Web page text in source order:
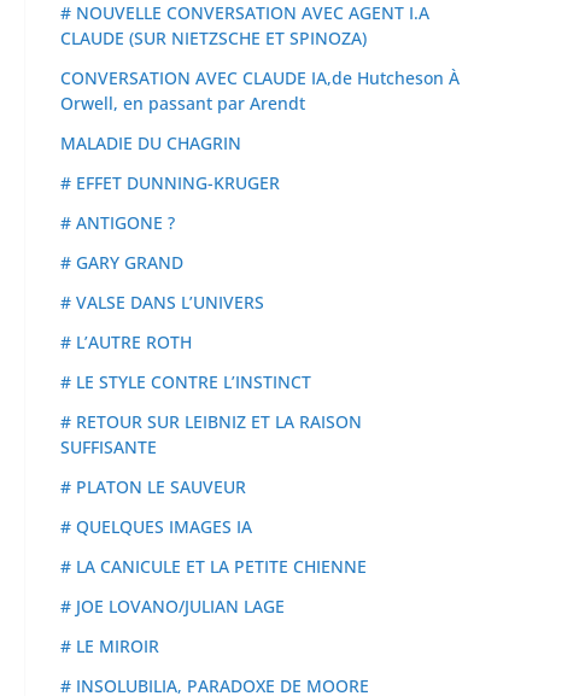
# NOUVELLE CONVERSATION AVEC AGENT I.A
CLAUDE (SUR NIETZSCHE ET SPINOZA)
CONVERSATION AVEC CLAUDE IA,de Hutcheson À
Orwell, en passant par Arendt
MALADIE DU CHAGRIN
# EFFET DUNNING-KRUGER
# ANTIGONE ?
# GARY GRAND
# VALSE DANS L’UNIVERS
# L’AUTRE ROTH
# LE STYLE CONTRE L’INSTINCT
# RETOUR SUR LEIBNIZ ET LA RAISON
SUFFISANTE
# PLATON LE SAUVEUR
# QUELQUES IMAGES IA
# LA CANICULE ET LA PETITE CHIENNE
# JOE LOVANO/JULIAN LAGE
# LE MIROIR
# INSOLUBILIA, PARADOXE DE MOORE